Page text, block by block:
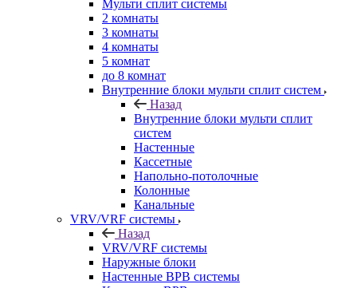
Мульти сплит системы
2 комнаты
3 комнаты
4 комнаты
5 комнат
до 8 комнат
Внутренние блоки мульти сплит систем
Назад
Внутренние блоки мульти сплит
систем
Настенные
Кассетные
Напольно-потолочные
Колонные
Канальные
VRV/VRF системы
Назад
VRV/VRF системы
Наружные блоки
Настенные ВРВ системы